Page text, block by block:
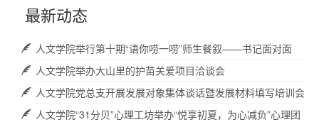
最新动态
人文学院举行第十期“语你唠一唠”师生餐叙——书记面对面
人文学院举办大山里的护苗关爱项目洽谈会
人文学院党总支开展发展对象集体谈话暨发展材料填写培训会
人文学院“31分贝”心理工坊举办“悦享初夏，为心减负”心理团